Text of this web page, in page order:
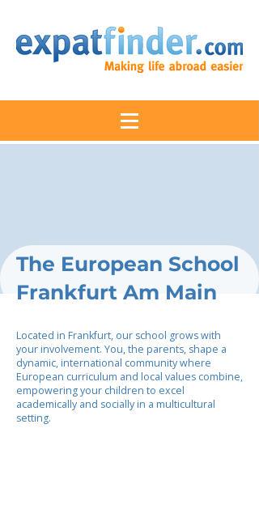
The European School
Frankfurt Am Main
Located in Frankfurt, our school grows with
your involvement. You, the parents, shape a
dynamic, international community where
European curriculum and local values combine,
empowering your children to excel
academically and socially in a multicultural
setting.